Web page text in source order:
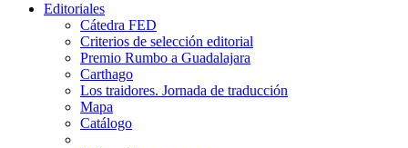
Editoriales
Cátedra FED
Criterios de selección editorial
Premio Rumbo a Guadalajara
Carthago
Los traidores. Jornada de traducción
Mapa
Catálogo